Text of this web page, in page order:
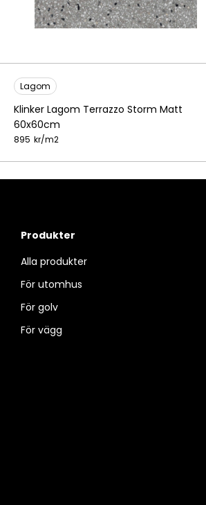
Lagom
Klinker Lagom Terrazzo Storm Matt
60x60cm
895 kr/m2
Produkter
Alla produkter
För utomhus
För golv
För vägg